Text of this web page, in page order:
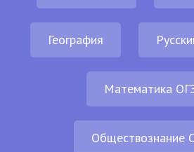
География
Математика
Обществознание